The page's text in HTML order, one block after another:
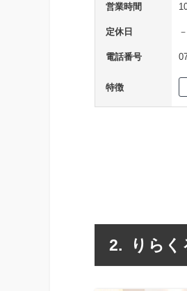
営業時間
定休日
電話番号
特徴
りら